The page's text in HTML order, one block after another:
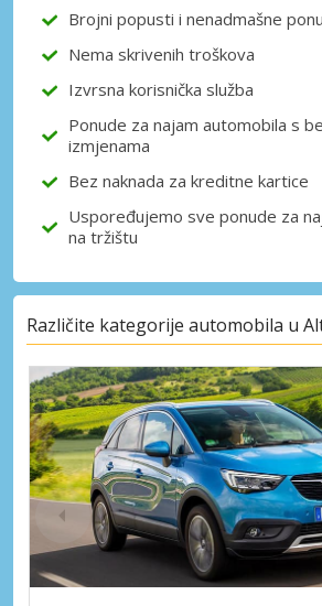
Brojni popusti i nenadmašne
Nema skrivenih troškova
Izvrsna korisnička služba
Ponude za najam automobila s
izmjenama
Bez naknada za kreditne kartice
Uspoređujemo sve ponude za
na tržištu
Različite kategorije automobila u